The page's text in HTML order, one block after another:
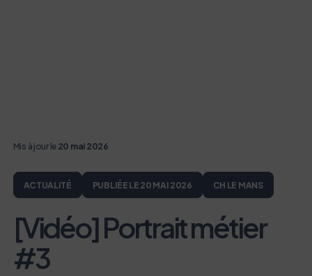
Mis à jour le20 mai 2026
ACTUALITÉ PUBLIÉE LE 20 MAI 2026 CH LE MANS
[Vidéo] Portrait métier
#3